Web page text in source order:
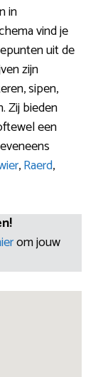
in
vind je
uit de
zijn
sipen,
Zij bieden
een
,Raerd,
om jouw